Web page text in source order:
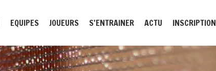
EQUIPES JOUEURS S'ENTRAINER ACTU INSCRIPTION